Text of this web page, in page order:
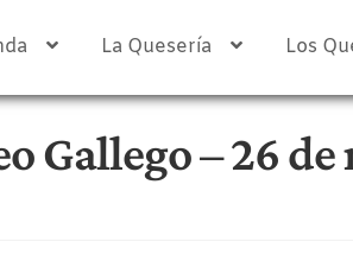
La Quesería Los
Gallego – 26